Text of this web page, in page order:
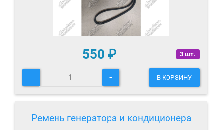
3 шт.
550 ₽
- + В КОРЗИНУ
Ремень генератора и кондиционера